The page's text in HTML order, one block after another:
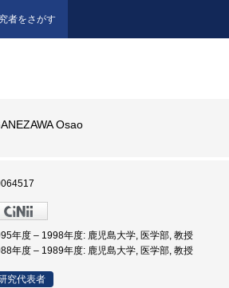
者をさがす
Osao
年度 – 1998年度: 鹿児島大学, 医学部, 教授
年度 – 1989年度: 鹿児島大学, 医学部, 教授
究代表者